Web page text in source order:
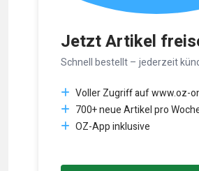
Jetzt Artikel
Schnell bestellt – jederzeit
Voller Zugriff auf www.oz-
700+ neue Artikel pro
OZ-App inklusive